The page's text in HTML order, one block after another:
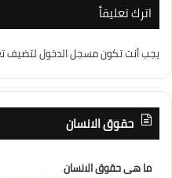
اترك تعليقاً
يجب أنت تكونمسجل الدخوللتضيف
حقوق الانسان
ما هى حقوق الانسان